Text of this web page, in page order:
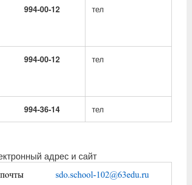
994-00-12 тел
994-00-12 тел
994-36-14 тел
адрес и сайт